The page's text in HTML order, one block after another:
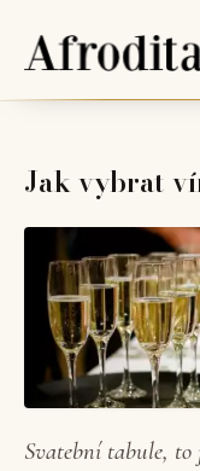
Jak vybrat
Svatební tabule, to